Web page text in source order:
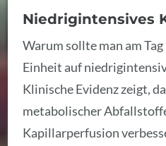
Niedrigintensives
Warum sollte man am
Einheit auf
Klinische Evidenz zeigt,
metabolischer
Kapillarperfusion